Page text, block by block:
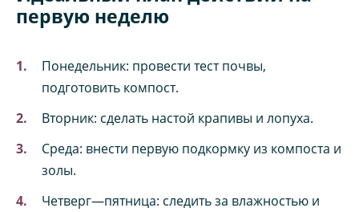
первую неделю
Понедельник: провести тест почвы,
подготовить компост.
Вторник: сделать настой крапивы и лопуха.
Среда: внести первую подкормку из компоста и
золы.
Четверг—пятница: следить за влажностью и